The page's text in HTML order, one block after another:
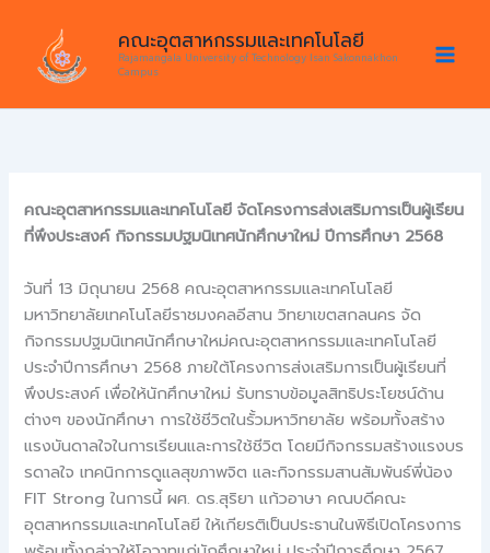
content
คณะอุตสาหกรรมและเทคโนโลยี
Rajamangala University of Technology Isan Sakonnakhon
Campus
คณะอุตสาหกรรมและเทคโนโลยี จัดโครงการส่งเสริมการเป็นผู้เรียน
ที่พึงประสงค์ กิจกรรมปฐมนิเทศนักศึกษาใหม่ ปีการศึกษา 2568
วันที่ 13 มิถุนายน 2568 คณะอุตสาหกรรมและเทคโนโลยี
มหาวิทยาลัยเทคโนโลยีราชมงคลอีสาน วิทยาเขตสกลนคร จัด
กิจกรรมปฐมนิเทศนักศึกษาใหม่คณะอุตสาหกรรมและเทคโนโลยี
ประจำปีการศึกษา 2568 ภายใต้โครงการส่งเสริมการเป็นผู้เรียนที่
พึงประสงค์ เพื่อให้นักศึกษาใหม่ รับทราบข้อมูลสิทธิประโยชน์ด้าน
ต่างๆ ของนักศึกษา การใช้ชีวิตในรั้วมหาวิทยาลัย พร้อมทั้งสร้าง
แรงบันดาลใจในการเรียนและการใช้ชีวิต โดยมีกิจกรรมสร้างแรงบร
รดาลใจ เทคนิกการดูแลสุขภาพจิต และกิจกรรมสานสัมพันธ์พี่น้อง
FIT Strong ในการนี้ ผศ. ดร.สุริยา แก้วอาษา คณบดีคณะ
อุตสาหกรรมและเทคโนโลยี ให้เกียรติเป็นประธานในพิธีเปิดโครงการ